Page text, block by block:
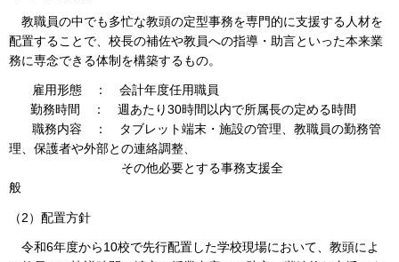
教職員の中でも多忙な教頭の定型事務を専門的に支援する人材を
配置することで、校長の補佐や教員への指導・助言といった本来業
務に専念できる体制を構築するもの。
雇用形態 ： 会計年度任用職員
勤務時間 ： 週あたり30時間以内で所属長の定める時間
職務内容 ： タブレット端末・施設の管理、教職員の勤務管
理、保護者や外部との連絡調整、
その他必要とする事務支援全
般
（2）配置方針
令和6年度から10校で先行配置した学校現場において、教頭によ